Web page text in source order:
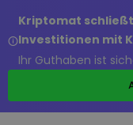
Kriptomat
Investitionen mit
Ihr Guthaben ist